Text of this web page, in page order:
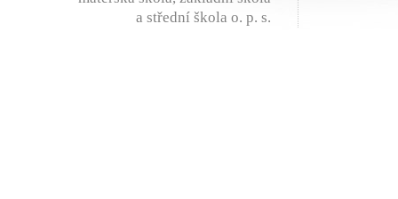
a střední škola o. p. s.